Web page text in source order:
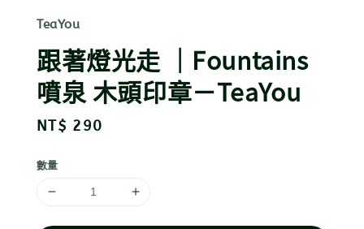
TeaYou
跟著燈光走 ｜Fountains
噴泉 木頭印章－TeaYou
Regular
NT$ 290
數量